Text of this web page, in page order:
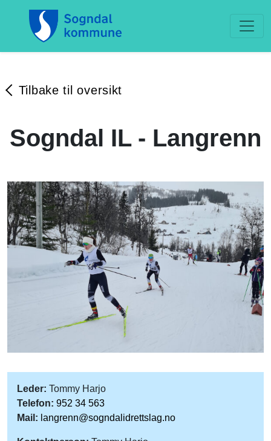
Tilbake til oversikt
Sogndal IL - Langrenn
Leder: Tommy Harjo
Telefon: 952 34 563
Mail: langrenn@sogndalidrettslag.no